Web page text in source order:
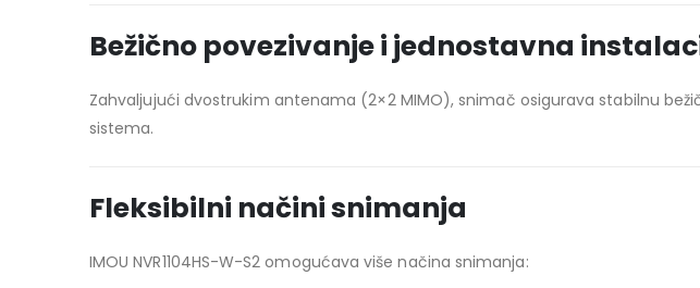
Bežično povezivanje i jednostavna
Zahvaljujući dvostrukim antenama (2×2 MIMO), snimač osigurava stabilnu
sistema.
Fleksibilni načini snimanja
IMOU NVR1104HS-W-S2 omogućava više načina snimanja: